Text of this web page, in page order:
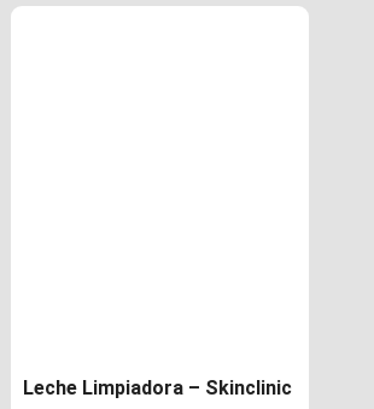
Leche Limpiadora – Skinclinic